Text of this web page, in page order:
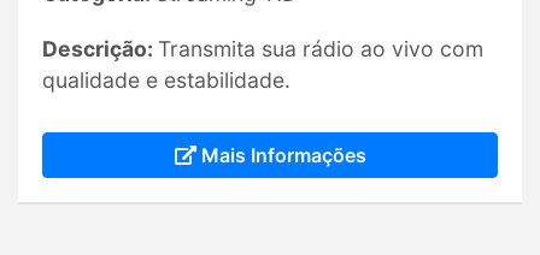
Descrição: Transmita sua rádio ao vivo com
qualidade e estabilidade.
Mais Informações